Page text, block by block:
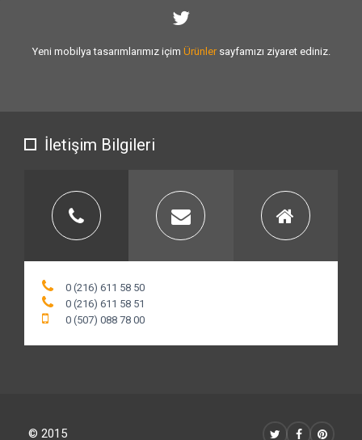
Sizlere vermiş olduğumuzhizmet kalitesiniartırmak için var gücümüzle
İletişim Bilgileri
0 (216) 611 58 50
0 (216) 611 58 51